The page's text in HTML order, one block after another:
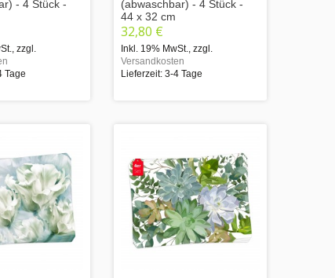
- 4 Stück -
zzgl.
Tage
(abwaschbar) - 4 Stück -
44 x 32 cm
32,80 €
Inkl. 19% MwSt. zzgl.
Versandkosten
Lieferzeit: 3-4 Tage